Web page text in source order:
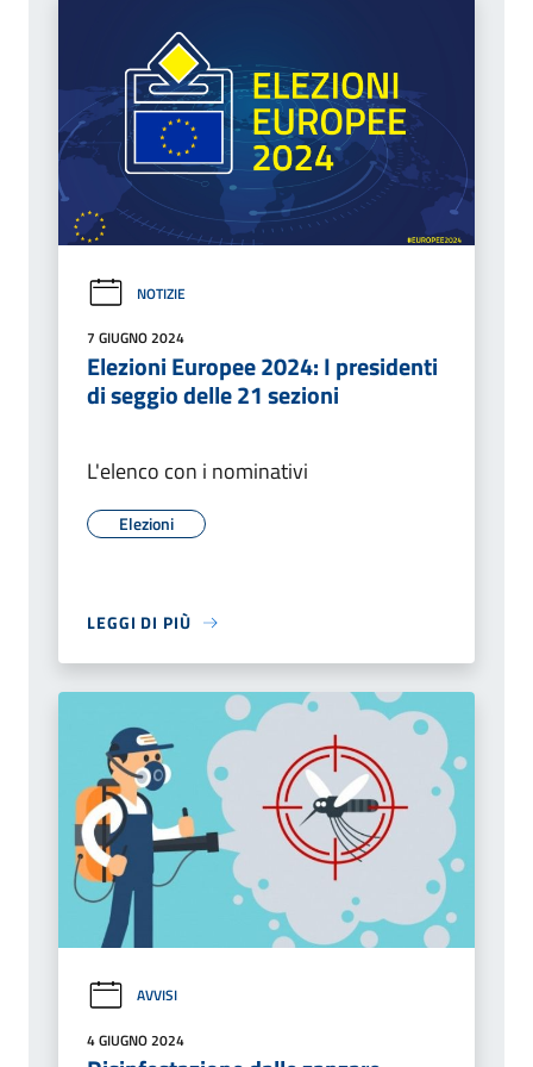
NOTIZIE
7 GIUGNO 2024
Elezioni Europee 2024: I presidenti
di seggio delle 21 sezioni
L'elenco con i nominativi
Elezioni
LEGGI DI PIÙ
AVVISI
4 GIUGNO 2024